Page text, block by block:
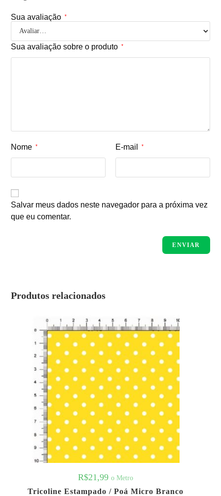
Sua avaliação *
Sua avaliação sobre o produto *
Nome * E-mail *
Salvar meus dados neste navegador para a próxima vez
que eu comentar.
Produtos relacionados
R$21,99 o Metro
Tricoline Estampado / Poá Micro Branco